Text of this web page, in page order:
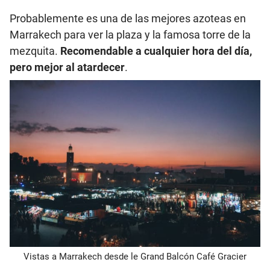
Probablemente es una de las mejores azoteas en
Marrakech para ver la plaza y la famosa torre de la
mezquita. Recomendable a cualquier hora del día,
pero mejor al atardecer.
Vistas a Marrakech desde le Grand Balcón Café Gracier